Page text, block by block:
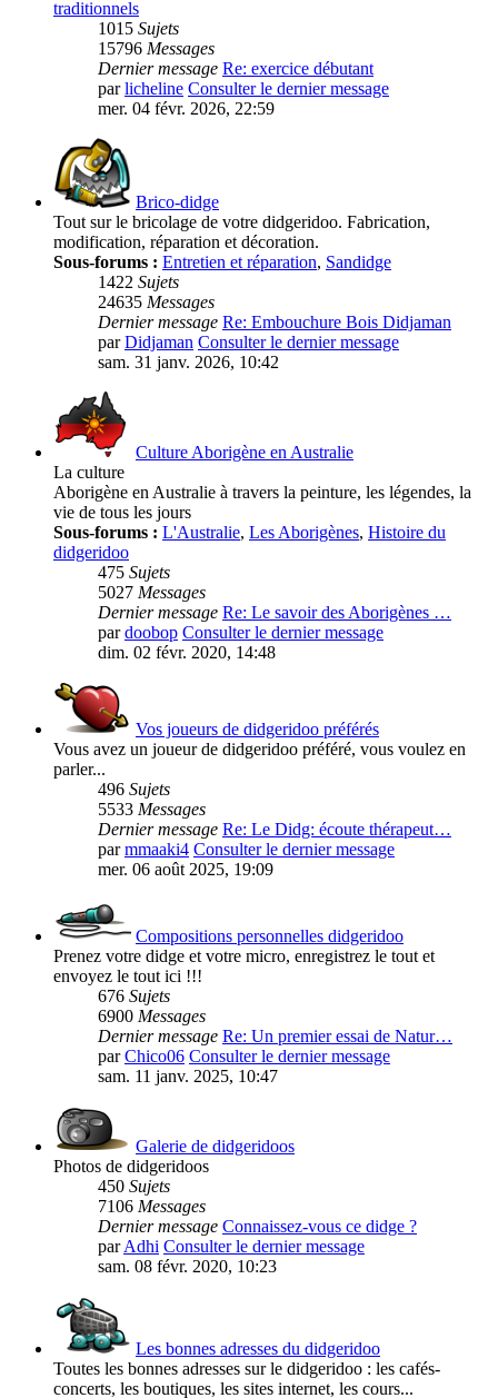
traditionnels
1015 Sujets
15796 Messages
Dernier message Re: exercice débutant
parlicheline Consulter le dernier message
mer. 04 févr. 2026, 22:59
Brico-didge
Tout sur le bricolage de votre didgeridoo. Fabrication,
modification, réparation et décoration.
Sous-forums : Entretien et réparation, Sandidge
1422 Sujets
24635 Messages
Dernier message Re: Embouchure Bois Didjaman
parDidjaman Consulter le dernier message
sam. 31 janv. 2026, 10:42
Culture Aborigène en Australie
La culture
Aborigène en Australie à travers la peinture, les légendes, la
vie de tous les jours
Sous-forums : L'Australie, Les Aborigènes, Histoire du
didgeridoo
475 Sujets
5027 Messages
Dernier message Re: Le savoir des Aborigènes …
pardoobop Consulter le dernier message
dim. 02 févr. 2020, 14:48
Vos joueurs de didgeridoo préférés
Vous avez un joueur de didgeridoo préféré, vous voulez en
parler...
496 Sujets
5533 Messages
Dernier message Re: Le Didg: écoute thérapeut…
parmmaaki4 Consulter le dernier message
mer. 06 août 2025, 19:09
Compositions personnelles didgeridoo
Prenez votre didge et votre micro, enregistrez le tout et
envoyez le tout ici !!!
676 Sujets
6900 Messages
Dernier message Re: Un premier essai de Natur…
parChico06 Consulter le dernier message
sam. 11 janv. 2025, 10:47
Galerie de didgeridoos
Photos de didgeridoos
450 Sujets
7106 Messages
Dernier message Connaissez-vous ce didge ?
parAdhi Consulter le dernier message
sam. 08 févr. 2020, 10:23
Les bonnes adresses du didgeridoo
Toutes les bonnes adresses sur le didgeridoo : les cafés-
concerts, les boutiques, les sites internet, les cours...